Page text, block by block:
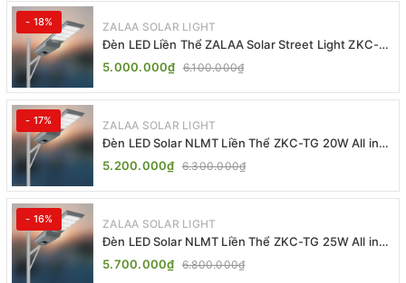
- 18% ZALAA SOLAR LIGHT
Đèn LED Liền Thể ZALAA Solar Street Light ZKC-
TG 20W 25W 30W All In One
5.000.000₫ 6.100.000₫
- 17% ZALAA SOLAR LIGHT
Đèn LED Solar NLMT Liền Thể ZKC-TG 20W All in
One | ZALAA Street Light
5.200.000₫ 6.300.000₫
- 16% ZALAA SOLAR LIGHT
Đèn LED Solar NLMT Liền Thể ZKC-TG 25W All in
One | ZALAA Street Light
5.700.000₫ 6.800.000₫